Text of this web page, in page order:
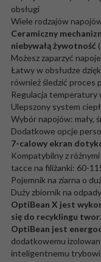
obsługi
Wiele rodzajów
Ceramiczny
niebywałą żywotność
Możesz zaparzyć
Łatwy w obsłudze
również śledzić proces
Regulacja temperatury
Ulepszony system
Wybór napojów: mały,
Dodatkowe opcje
7-calowy ekran
Kompatybilny z
tacce na filiżanki: 60-
Pojemnik na ziarna o
Duży zbiornik na
OptiBean X jest
się do recyklingu
OptiBean jest
dodatkowemu
inteligentnemu trybowi